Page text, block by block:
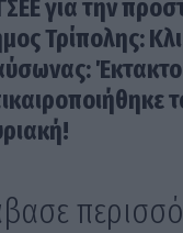
για την
Τρίπολης:
Έκτακτο